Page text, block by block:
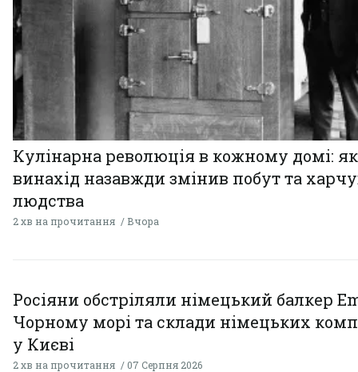
Кулінарна революція в кожному домі:
винахід назавжди змінив побут та
людства
2 хв на прочитання Вчора
Росіяни обстріляли німецький балкер
Чорному морі та склади німецьких
у Києві
2 хв на прочитання 07 Серпня 2026